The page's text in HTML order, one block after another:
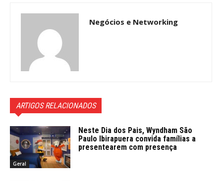
Negócios e Networking
ARTIGOS RELACIONADOS
Geral
Neste Dia dos Pais, Wyndham São
Paulo Ibirapuera convida famílias a
presentearem com presença